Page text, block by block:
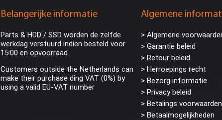
Belangerijke informatie
Parts & HDD / SSD worden de zelfde
werkdag verstuurd indien besteld voor
15:00 en opvoorraad
Customers outside the Netherlands can
make their purchase ding VAT (0%) by
using a valid EU-VAT number
Algemene
> Algemene
> Garantie beleid
> Retour beleid
> Herroepings recht
> Bezorg informatie
> Privacy beleid
> Betalings voorwaarden
> Betaalmogelijkheden